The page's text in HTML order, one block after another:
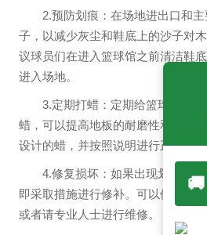
2.预防划痕：在场地进出口和主
子，以减少灰尘和鞋底上的沙子对
议球员们在进入篮球馆之前清洁鞋
进入场地。
3.定期打蜡：定期给篮球馆运动
蜡，可以提高地板的耐磨性和光亮
设计的蜡，并按照说明进行正确的
4.修复损坏：如果出现划痕、凹
即采取措施进行修补。可以使用木
或者请专业人士进行维修。
🚚